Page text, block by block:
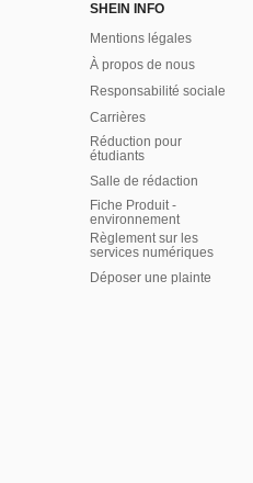
SHEIN INFO
Mentions légales
À propos de nous
Responsabilité sociale
Carrières
Réduction pour
étudiants
Salle de rédaction
Fiche Produit -
environnement
Règlement sur les
services numériques
Déposer une plainte